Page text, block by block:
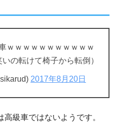
ｗｗｗｗｗｗｗｗｗｗｗ
いの転けて椅子から転倒）
2017年8月20日
級車ではないようです。